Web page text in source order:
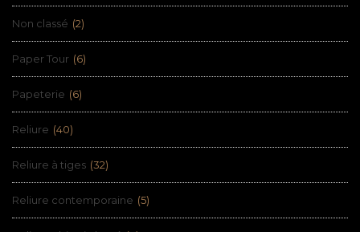
Non classé (2)
Paper Tour (6)
Papeterie (6)
Reliure (40)
Reliure à tiges (32)
Reliure contemporaine (5)